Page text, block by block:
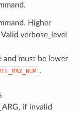
Higher
verbose_level
and must be lower
.
if invalid